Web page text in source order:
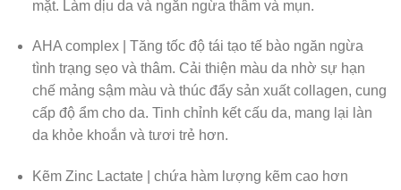
mặt. Làm dịu da và ngăn ngừa thâm và mụn.
AHA complex | Tăng tốc độ tái tạo tế bào ngăn ngừa
tình trạng sẹo và thâm. Cải thiện màu da nhờ sự hạn
chế mảng sậm màu và thúc đẩy sản xuất collagen, cung
cấp độ ẩm cho da. Tinh chỉnh kết cấu da, mang lại làn
da khỏe khoắn và tươi trẻ hơn.
Kẽm Zinc Lactate | chứa hàm lượng kẽm cao hơn